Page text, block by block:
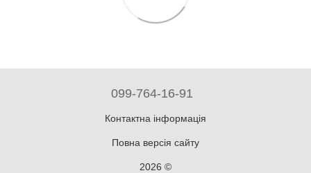
099-764-16-91
Контактна інформація
Повна версія сайту
2026 ©